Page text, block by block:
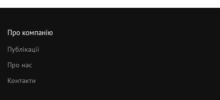
Про компанію
Публікації
Про нас
Контакти